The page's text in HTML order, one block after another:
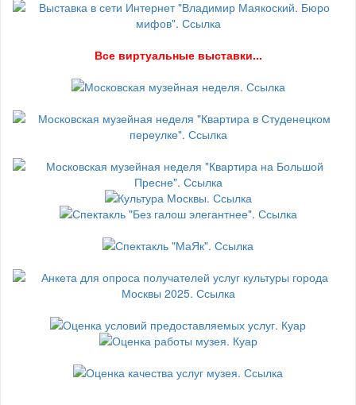
Все виртуальные выставки...